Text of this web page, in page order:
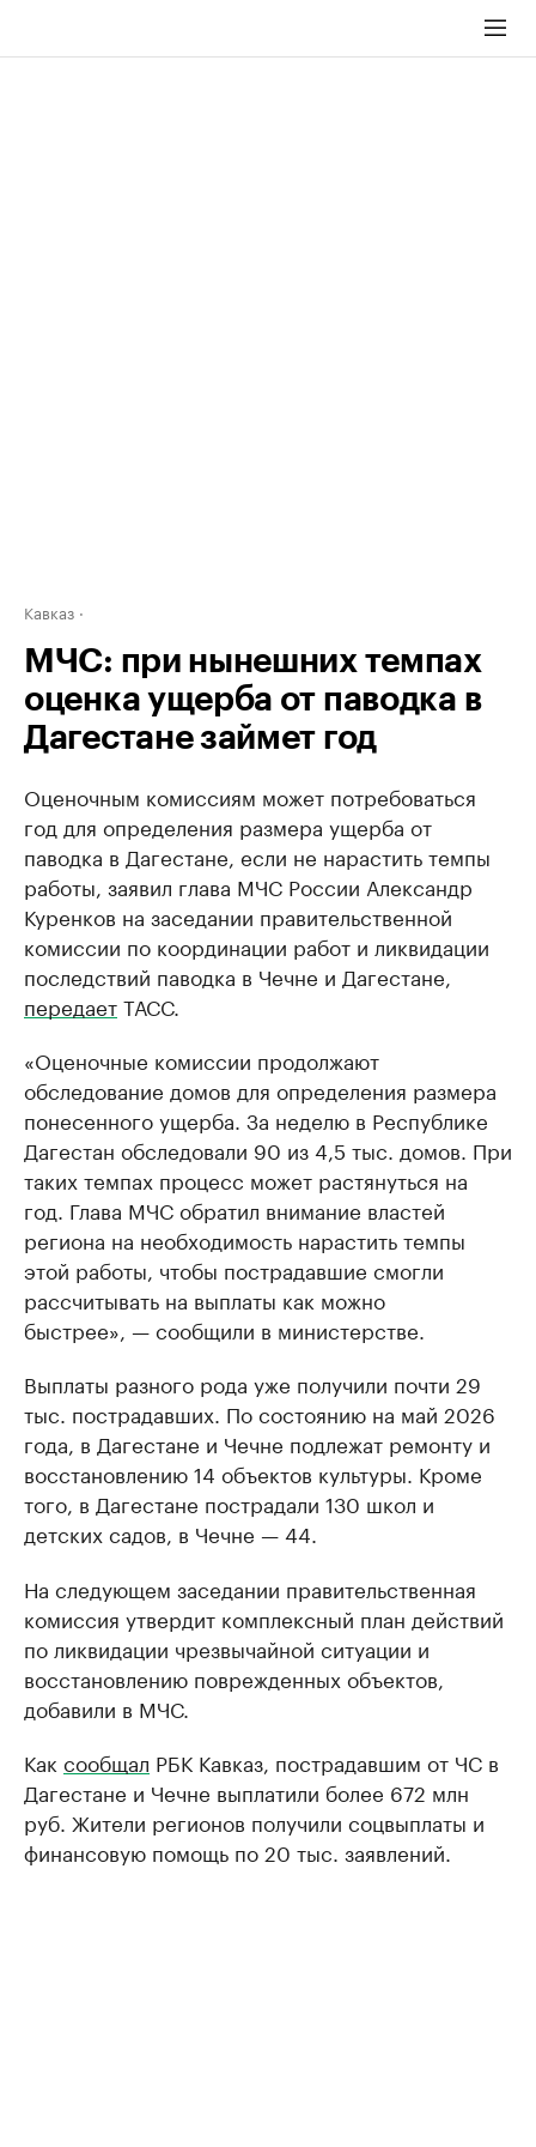
Кавказ
МЧС: при нынешних темпах
оценка ущерба от паводка в
Дагестане займет год
Оценочным комиссиям может потребоваться
год для определения размера ущерба от
паводка в Дагестане, если не нарастить темпы
работы, заявил глава МЧС России Александр
Куренков на заседании правительственной
комиссии по координации работ и ликвидации
последствий паводка в Чечне и Дагестане,
передаетТАСС.
«Оценочные комиссии продолжают
обследование домов для определения размера
понесенного ущерба. За неделю в Республике
Дагестан обследовали 90 из 4,5 тыс. домов. При
таких темпах процесс может растянуться на
год. Глава МЧС обратил внимание властей
региона на необходимость нарастить темпы
этой работы, чтобы пострадавшие смогли
рассчитывать на выплаты как можно
быстрее», — сообщили в министерстве.
Выплаты разного рода уже получили почти 29
тыс. пострадавших. По состоянию на май 2026
года, в Дагестане и Чечне подлежат ремонту и
восстановлению 14 объектов культуры. Кроме
того, в Дагестане пострадали 130 школ и
детских садов, в Чечне — 44.
На следующем заседании правительственная
комиссия утвердит комплексный план действий
по ликвидации чрезвычайной ситуации и
восстановлению поврежденных объектов,
добавили в МЧС.
Как сообщал РБК Кавказ, пострадавшим от ЧС в
Дагестане и Чечне выплатили более 672 млн
руб. Жители регионов получили соцвыплаты и
финансовую помощь по 20 тыс. заявлений.